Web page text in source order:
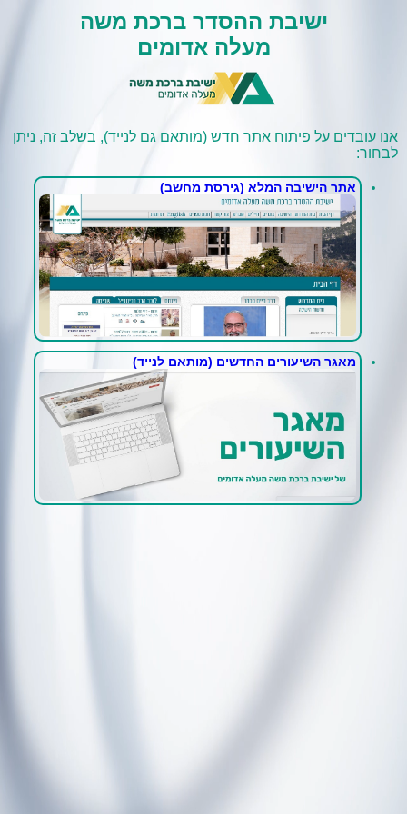
ישיבת ההסדר ברכת משה
מעלה אדומים
אנו עובדים על פיתוח אתר חדש (מותאם גם לנייד), בשלב זה, ניתן
לבחור:
אתר הישיבה המלא (גירסת מחשב)
מאגר השיעורים החדשים (מותאם לנייד)